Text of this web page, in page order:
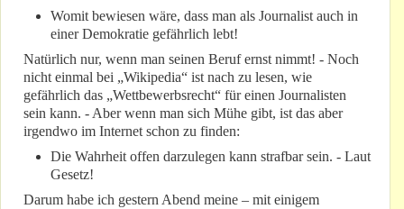
Womit bewiesen wäre, dass man als Journalist auch in
einer Demokratie gefährlich lebt!
Natürlich nur, wenn man seinen Beruf ernst nimmt! - Noch
nicht einmal bei „Wikipedia“ ist nach zu lesen, wie
gefährlich das „Wettbewerbsrecht“ für einen Journalisten
sein kann. - Aber wenn man sich Mühe gibt, ist das aber
irgendwo im Internet schon zu finden:
Die Wahrheit offen darzulegen kann strafbar sein. - Laut
Gesetz!
Darum habe ich gestern Abend meine – mit einigem